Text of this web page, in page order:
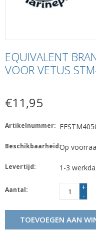
EQUIVALENT
VOOR VETUS
€11,95
Artikelnummer:
Beschikbaarheid:Op
Levertijd: 1-3
Aantal:
+
-
TOEVOEGEN AAN